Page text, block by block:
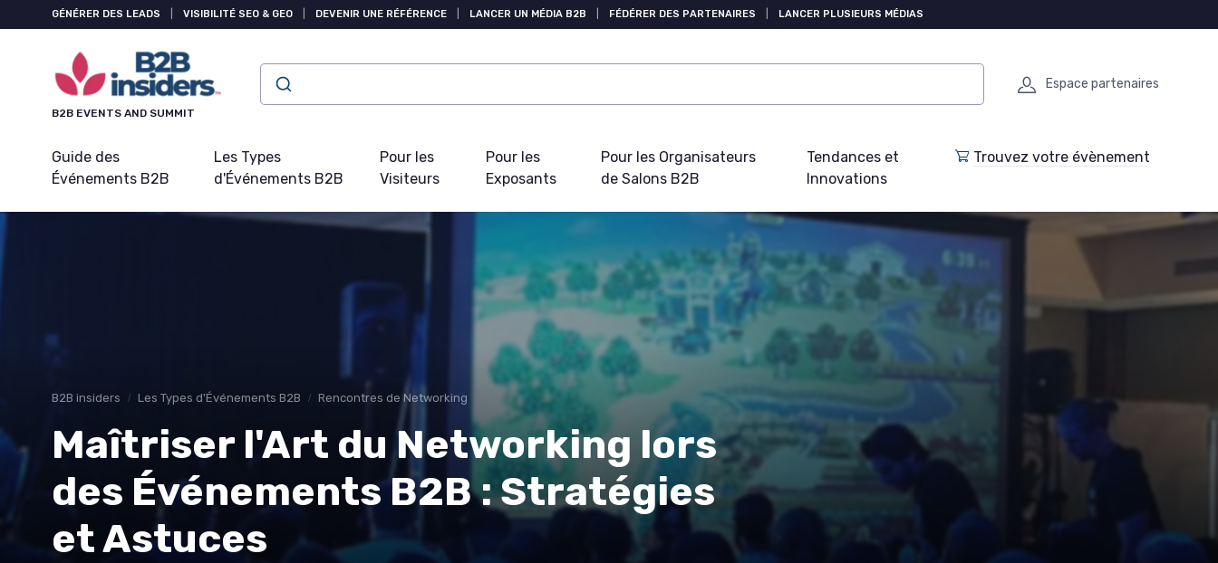
GÉNÉRER DES LEADS VISIBILITÉ SEO & GEO DEVENIR UNE RÉFÉRENCE LANCER UN MÉDIA B2B FÉDÉRER DES PARTENAIRES LANCER PLUSIEURS MÉDIAS
B2B EVENTS AND SUMMIT
Espace partenaires
Guide des
Événements B2B
Les Types
d'Événements B2B
Pour les
Visiteurs
Pour les
Exposants
Pour les Organisateurs
de Salons B2B
Tendances et
Innovations
Trouvez votre évènement
B2B insiders Les Types d'Événements B2B Rencontres de Networking
Maîtriser l'Art du Networking lors
des Événements B2B : Stratégies
et Astuces
Panneau de gestion des cookies